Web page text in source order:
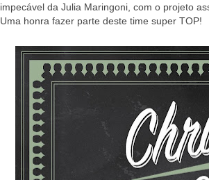
impecável da Julia Maringoni, com o projeto
Uma honra fazer parte deste time super TOP!